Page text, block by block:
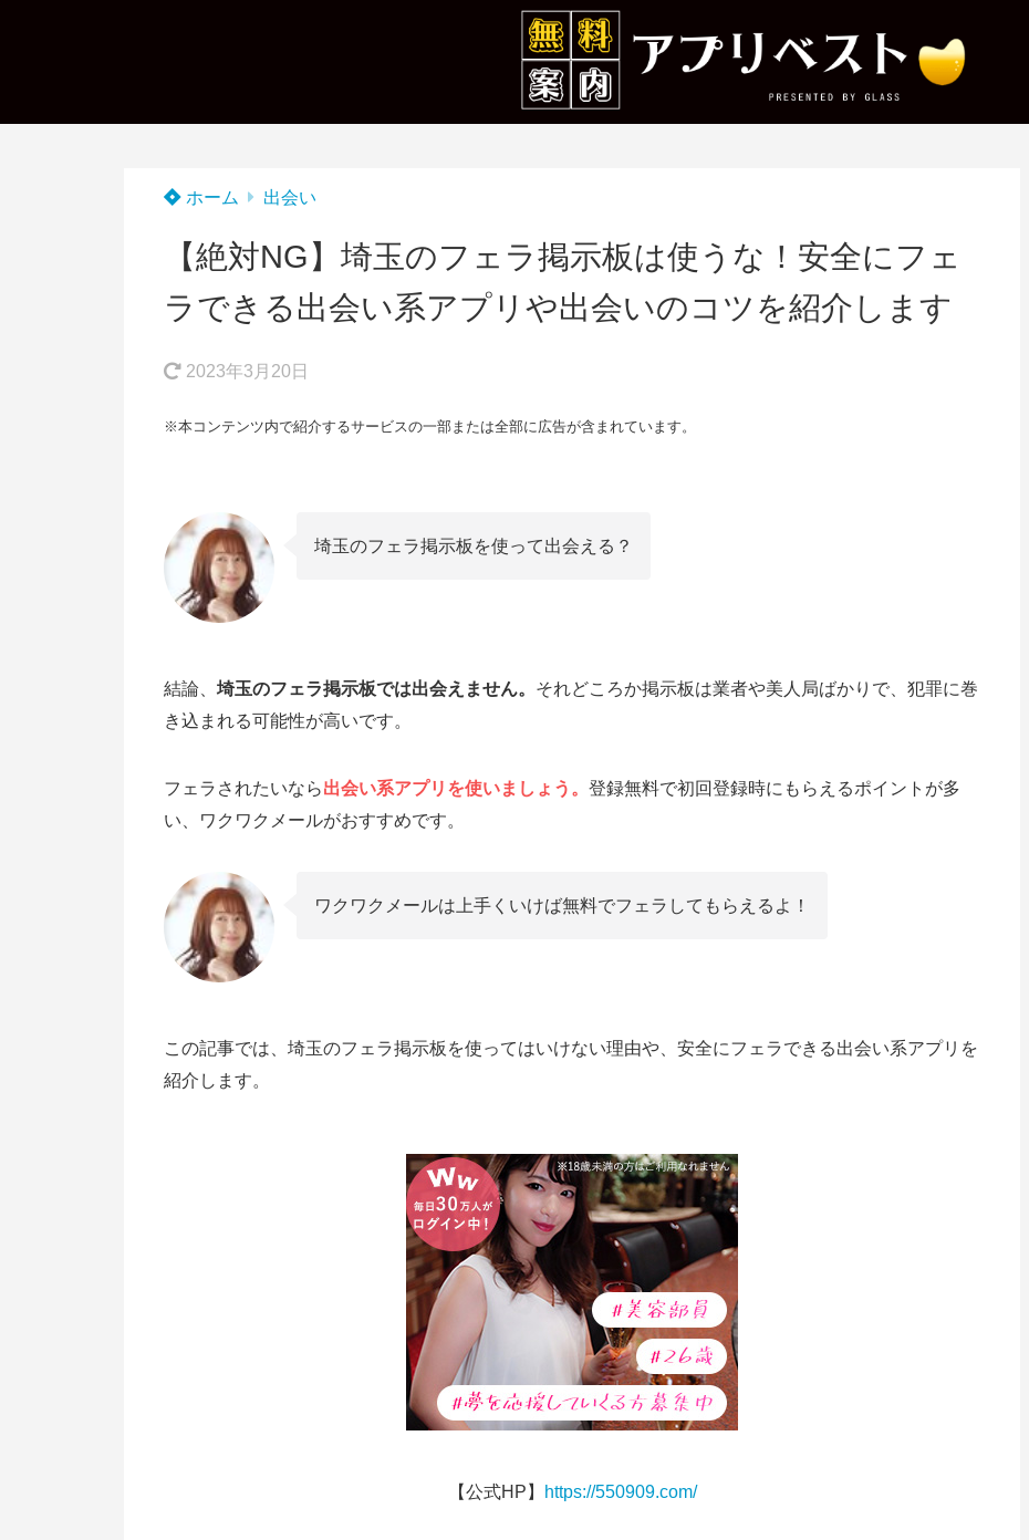
ホーム 出会い
【絶対NG】埼玉のフェラ掲示板は使うな！安全にフェ
ラできる出会い系アプリや出会いのコツを紹介します
2023年3月20日
※本コンテンツ内で紹介するサービスの一部または全部に広告が含まれています。
埼玉のフェラ掲示板を使って出会える？
結論、 埼玉のフェラ掲示板では出会えません。 それどころか掲示板は業者や美人局ばかりで、犯罪に巻
き込まれる可能性が高いです。
フェラされたいなら出会い系アプリを使いましょう。 登録無料で初回登録時にもらえるポイントが多
い、ワクワクメールがおすすめです。
ワクワクメールは上手くいけば無料でフェラしてもらえるよ！
この記事では、埼玉のフェラ掲示板を使ってはいけない理由や、安全にフェラできる出会い系アプリを
紹介します。
【公式HP】 https://550909.com/